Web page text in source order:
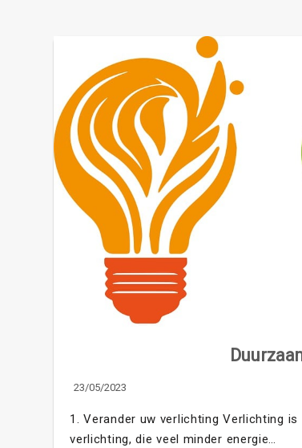
23/05/2023
1. Verander uw verlichting Verlichting
verlichting, die veel minder energie…